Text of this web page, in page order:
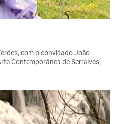
com o convidado João
Contemporânea de Serralves,